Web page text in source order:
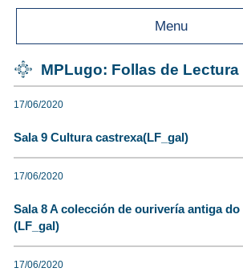
Menu
MPLugo: Follas de Lectura
17/06/2020
Sala 9 Cultura castrexa(LF_gal)
17/06/2020
Sala 8 A colección de ourivería antiga
(LF_gal)
17/06/2020